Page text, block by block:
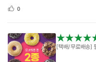
0
[택배/무료배송]